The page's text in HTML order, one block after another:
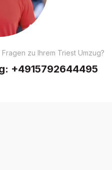
zu Ihrem Triest Umzug?
+4915792644495